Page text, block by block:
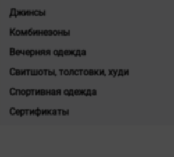
Джинсы
Комбинезоны
Вечерняя одежда
Свитшоты, толстовки, худи
Спортивная одежда
Сертификаты